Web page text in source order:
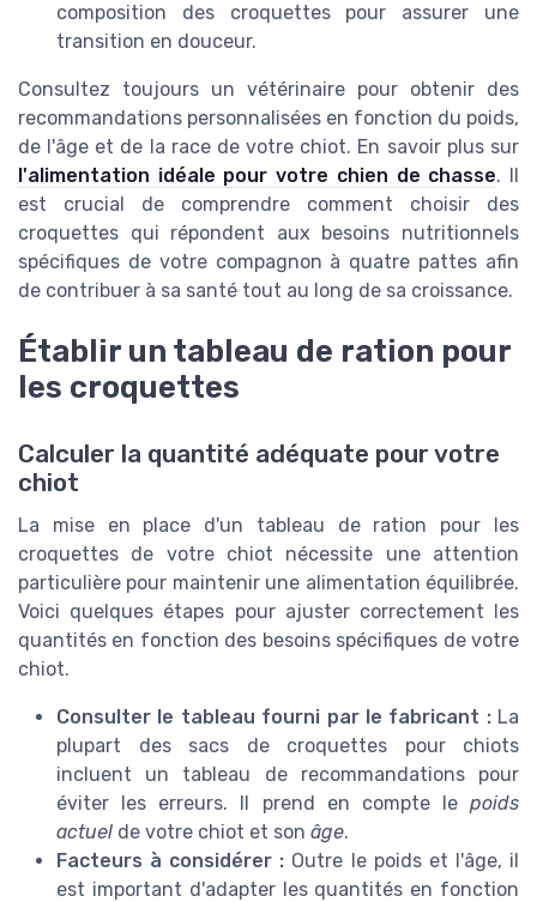
composition des croquettes pour assurer une
transition en douceur.
Consultez toujours un vétérinaire pour obtenir des
recommandations personnalisées en fonction du poids,
de l'âge et de la race de votre chiot. En savoir plus sur
l'alimentation idéale pour votre chien de chasse. Il
est crucial de comprendre comment choisir des
croquettes qui répondent aux besoins nutritionnels
spécifiques de votre compagnon à quatre pattes afin
de contribuer à sa santé tout au long de sa croissance.
Établir un tableau de ration pour
les croquettes
Calculer la quantité adéquate pour votre
chiot
La mise en place d'un tableau de ration pour les
croquettes de votre chiot nécessite une attention
particulière pour maintenir une alimentation équilibrée.
Voici quelques étapes pour ajuster correctement les
quantités en fonction des besoins spécifiques de votre
chiot.
Consulter le tableau fourni par le fabricant :La
plupart des sacs de croquettes pour chiots
incluent un tableau de recommandations pour
éviter les erreurs. Il prend en compte le poids
actuel de votre chiot et son âge.
Facteurs à considérer : Outre le poids et l'âge, il
est important d'adapter les quantités en fonction